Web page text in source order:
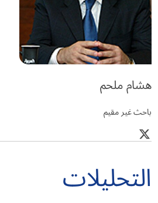
هشام ملحم
باحث غير مقيم
التحليلات